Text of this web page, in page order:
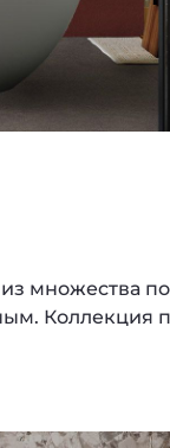
множества
Коллекция